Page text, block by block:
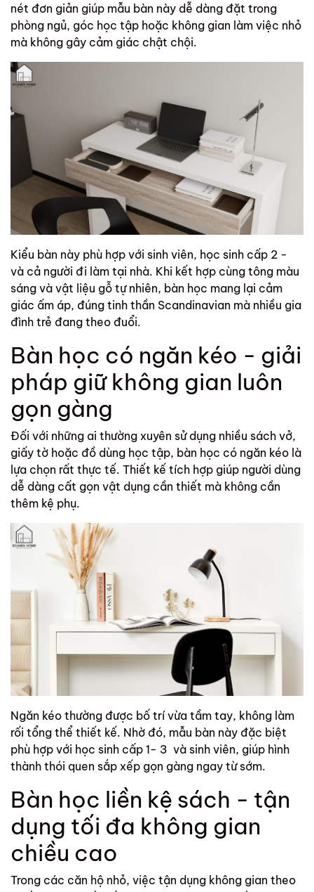
nét đơn giản giúp mẫu bàn này dễ dàng đặt trong
phòng ngủ, góc học tập hoặc không gian làm việc nhỏ
mà không gây cảm giác chật chội.
Kiểu bàn này phù hợp với sinh viên, học sinh cấp 2 -
và cả người đi làm tại nhà. Khi kết hợp cùng tông màu
sáng và vật liệu gỗ tự nhiên, bàn học mang lại cảm
giác ấm áp, đúng tinh thần Scandinavian mà nhiều gia
đình trẻ đang theo đuổi.
Bàn học có ngăn kéo - giải
pháp giữ không gian luôn
gọn gàng
Đối với những ai thường xuyên sử dụng nhiều sách vở,
giấy tờ hoặc đồ dùng học tập, bàn học có ngăn kéo là
lựa chọn rất thực tế. Thiết kế tích hợp giúp người dùng
dễ dàng cất gọn vật dụng cần thiết mà không cần
thêm kệ phụ.
Ngăn kéo thường được bố trí vừa tầm tay, không làm
rối tổng thể thiết kế. Nhờ đó, mẫu bàn này đặc biệt
phù hợp với học sinh cấp 1- 3 và sinh viên, giúp hình
thành thói quen sắp xếp gọn gàng ngay từ sớm.
Bàn học liền kệ sách - tận
dụng tối đa không gian
chiều cao
Trong các căn hộ nhỏ, việc tận dụng không gian theo